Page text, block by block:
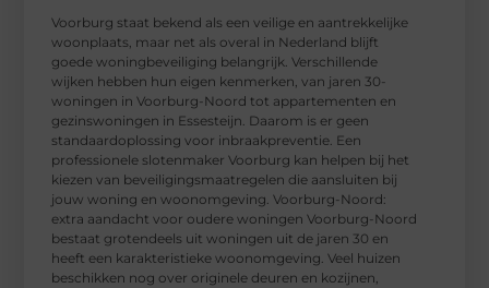
Voorburg staat bekend als een veilige en aantrekkelijke
woonplaats, maar net als overal in Nederland blijft
goede woningbeveiliging belangrijk. Verschillende
wijken hebben hun eigen kenmerken, van jaren 30-
woningen in Voorburg-Noord tot appartementen en
gezinswoningen in Essesteijn. Daarom is er geen
standaardoplossing voor inbraakpreventie. Een
professionele slotenmaker Voorburg kan helpen bij het
kiezen van beveiligingsmaatregelen die aansluiten bij
jouw woning en woonomgeving. Voorburg-Noord:
extra aandacht voor oudere woningen Voorburg-Noord
bestaat grotendeels uit woningen uit de jaren 30 en
heeft een karakteristieke woonomgeving. Veel huizen
beschikken nog over originele deuren en kozijnen,